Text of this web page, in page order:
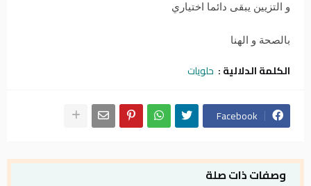
و التزيين يبقى دائما اختياري
بالصحة و الهنا
الكلمة الدلالية : حلويات
Facebook
وصفات ذات صلة